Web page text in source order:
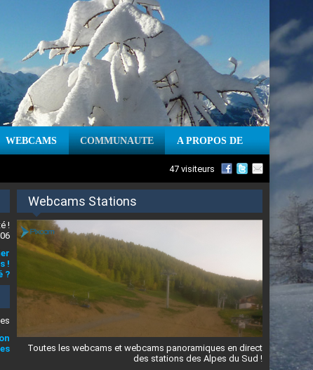
WEBCAMS COMMUNAUTE A PROPOS DE
47 visiteurs
!
!
?
Webcams Stations
Toutes les webcams et webcams panoramiques en direct
des stations des Alpes du Sud !